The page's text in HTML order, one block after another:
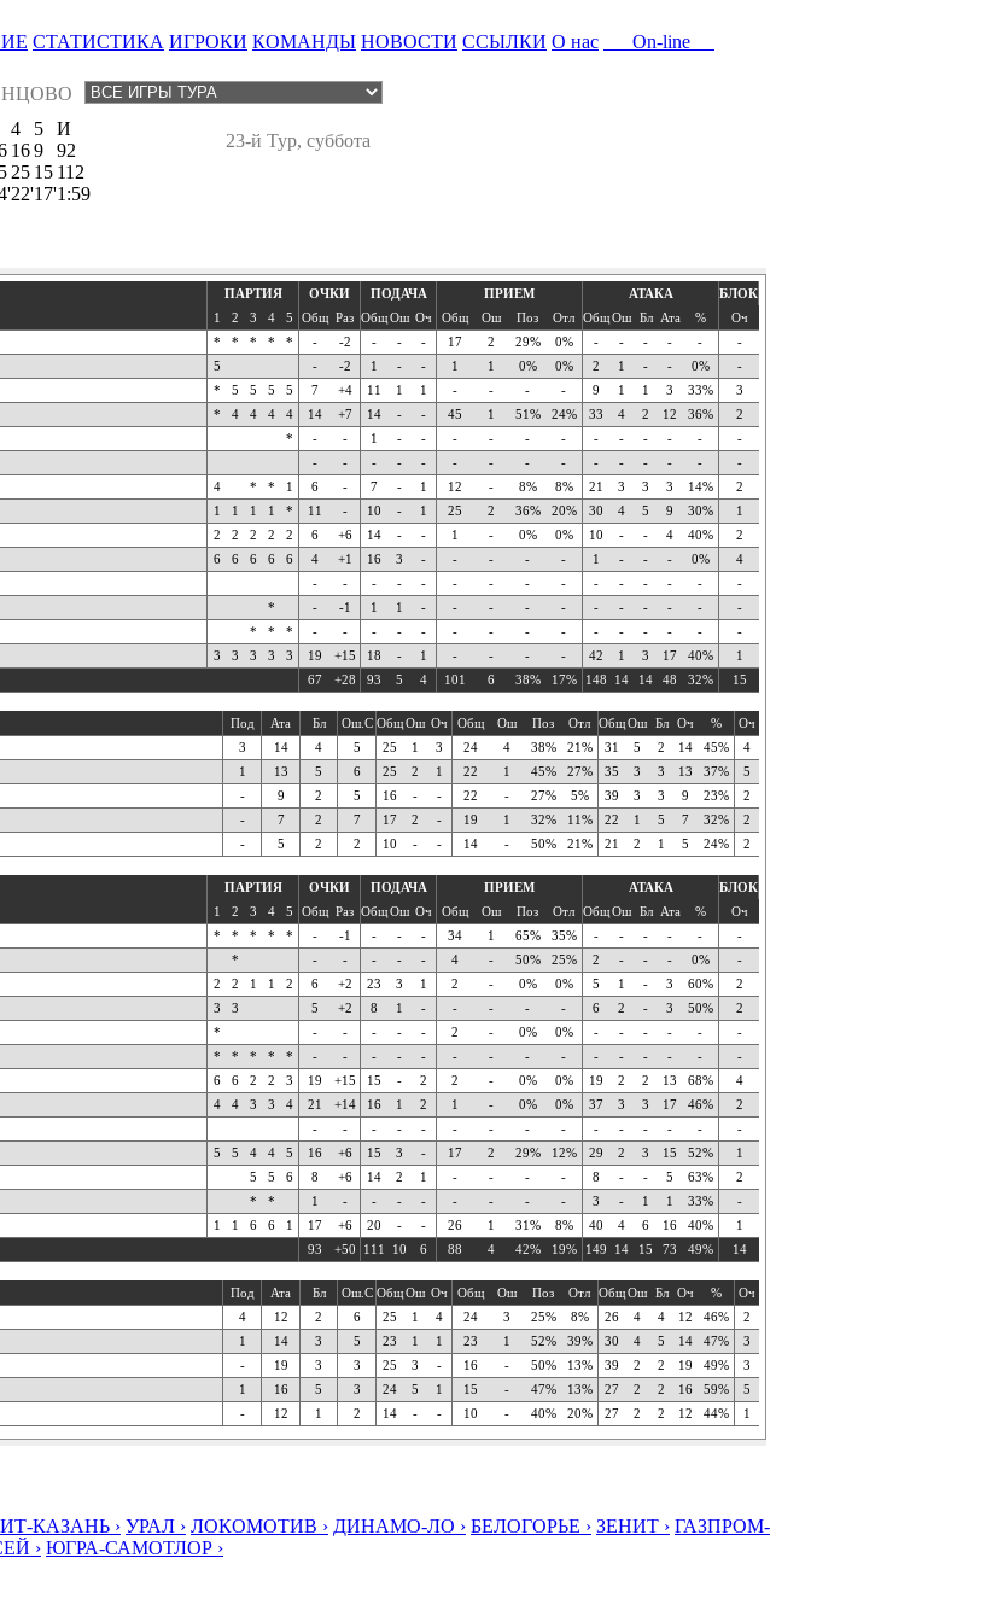
СТАТИСТИКА ИГРОКИ КОМАНДЫ НОВОСТИ ССЫЛКИ О нас
On-line
23-й Тур, суббота
4 5
И
169
92
25 15 112
22'17'1:59
ПАРТИЯ ОЧКИ ПОДАЧА ПРИЕМ АТАКА
БЛОК
1
2 3 4 5 Общ Раз ОбщОш Оч Общ Ош Поз Отл ОбщОш Бл Ата % Оч
* * * * * - -2 - - - 17 2 29% 0% - - - - - -
5 - -2 1 - - 1 1 0% 0% 2 1 - - 0% -
* 5 5 5 5 7 +4 11 1 1 - - - - 9 1 1 3 33% 3
* 4 4 4 4 14 +7 14 - - 45 1 51% 24% 33 4 2 12 36% 2
* - - 1 - - - - - - - - - - - -
- - - - - - - - - - - - - - -
4 * * 1 6 - 7 - 1 12 - 8% 8% 21 3 3 3 14% 2
1 1 1 1 * 11 - 10 - 1 25 2 36% 20% 30 4 5 9 30% 1
2 2 2 2 2 6 +6 14 - - 1 - 0% 0% 10 - - 4 40% 2
6 6 6 6 6 4 +1 16 3 - - - - - 1 - - - 0% 4
- - - - - - - - - - - - - - -
* - -1 1 1 - - - - - - - - - - -
* * * - - - - - - - - - - - - - - -
3 3 3 3 3 19 +15 18 - 1 - - - - 42 1 3 17 40% 1
67 +28 93 5 4 101 6 38% 17% 148 14 14 48 32% 15
Под Ата Бл Ош.С ОбщОш Оч Общ Ош Поз Отл ОбщОш Бл Оч % Оч
3 14 4 5 25 1 3 24 4 38% 21% 31 5 2 14 45% 4
1 13 5 6 25 2 1 22 1 45% 27% 35 3 3 13 37% 5
- 9 2 5 16 - - 22 - 27% 5% 39 3 3 9 23% 2
- 7 2 7 17 2 - 19 1 32% 11% 22 1 5 7 32% 2
- 5 2 2 10 - - 14 - 50% 21% 21 2 1 5 24% 2
ПАРТИЯ ОЧКИ ПОДАЧА ПРИЕМ АТАКА
БЛОК
1
2 3 4 5 Общ Раз ОбщОш Оч Общ Ош Поз Отл ОбщОш Бл Ата % Оч
* * * * * - -1 - - - 34 1 65% 35% - - - - - -
* - - - - - 4 - 50% 25% 2 - - - 0% -
2 2 1 1 2 6 +2 23 3 1 2 - 0% 0% 5 1 - 3 60% 2
3 3 5 +2 8 1 - - - - - 6 2 - 3 50% 2
* - - - - - 2 - 0% 0% - - - - - -
* * * * * - - - - - - - - - - - - - - -
6 6 2 2 3 19 +15 15 - 2 2 - 0% 0% 19 2 2 13 68% 4
4 4 3 3 4 21 +14 16 1 2 1 - 0% 0% 37 3 3 17 46% 2
- - - - - - - - - - - - - - -
5 5 4 4 5 16 +6 15 3 - 17 2 29% 12% 29 2 3 15 52% 1
5 5 6 8 +6 14 2 1 - - - - 8 - - 5 63% 2
* * 1 - - - - - - - - 3 - 1 1 33% -
1 1 6 6 1 17 +6 20 - - 26 1 31% 8% 40 4 6 16 40% 1
93 +50 111 10 6 88 4 42% 19% 149 14 15 73 49% 14
Под Ата Бл Ош.С ОбщОш Оч Общ Ош Поз Отл ОбщОш Бл Оч % Оч
4 12 2 6 25 1 4 24 3 25% 8% 26 4 4 12 46% 2
1 14 3 5 23 1 1 23 1 52% 39% 30 4 5 14 47% 3
- 19 3 3 25 3 - 16 - 50% 13% 39 2 2 19 49% 3
1 16 5 3 24 5 1 15 - 47% 13% 27 2 2 16 59% 5
- 12 1 2 14 - - 10 - 40% 20% 27 2 2 12 44% 1
КАЗАНЬ › УРАЛ › ЛОКОМОТИВ › ДИНАМО-ЛО › БЕЛОГОРЬЕ › ЗЕНИТ › ГАЗПРОМ-
› ЮГРА-САМОТЛОР ›